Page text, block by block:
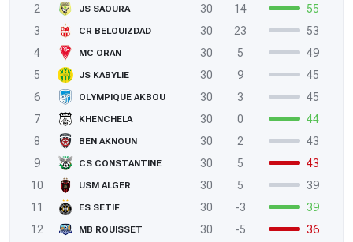
2 JS SAOURA 30 14
55
3
CR BELOUIZDAD 30 23
53
4
MC ORAN 30 5
49
5
JS KABYLIE 30 9
45
6
OLYMPIQUE AKBOU 30 3
45
7
KHENCHELA 30 0
44
8
BEN AKNOUN 30 2
43
9
CS CONSTANTINE 30 5
43
10
USM ALGER 30 5
39
11
ES SETIF 30 -3
39
12
MB ROUISSET 30 -5
36